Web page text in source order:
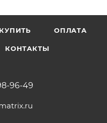
ОПЛАТА
КОНТАКТЫ
96-49